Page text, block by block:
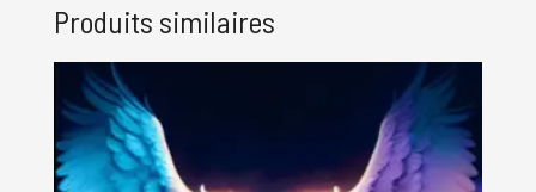
Produits similaires